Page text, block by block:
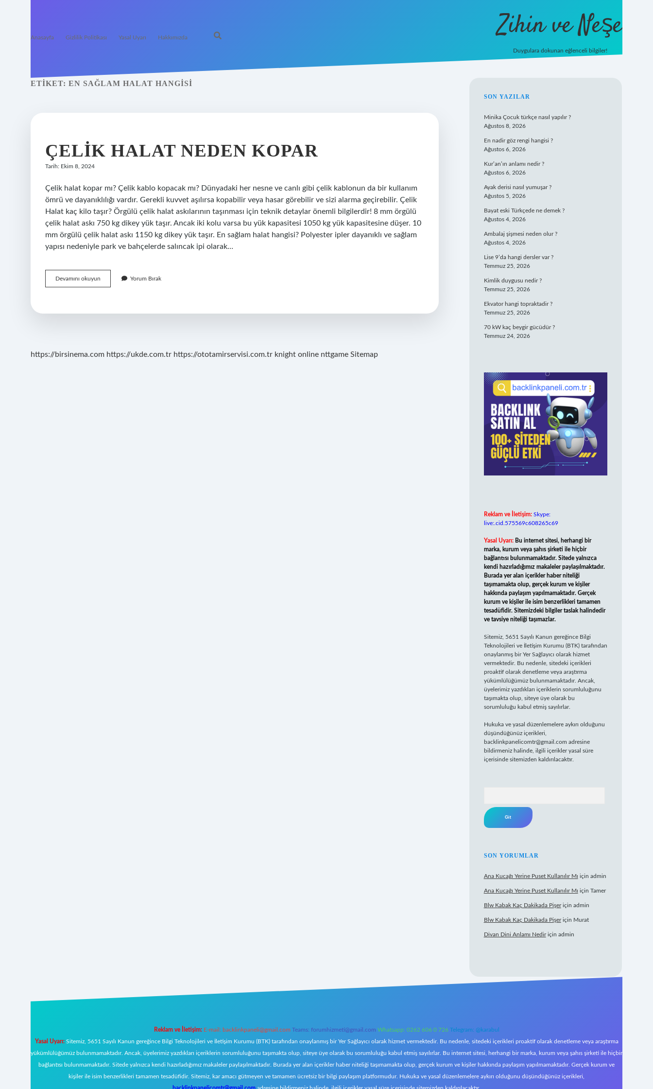
Anasayfa Gizlilik Politikası Yasal Uyarı Hakkımızda Zihin ve Neşe
Duygulara dokunan eğlenceli bilgiler!
ETIKET: EN SAĞLAM HALAT HANGISI
ÇELIK HALAT NEDEN KOPAR
Tarih: Ekim 8, 2024
Çelik halat kopar mı? Çelik kablo kopacak mı? Dünyadaki her nesne ve canlı gibi çelik kablonun da bir kullanım
ömrü ve dayanıklılığı vardır. Gerekli kuvvet aşılırsa kopabilir veya hasar görebilir ve sizi alarma geçirebilir. Çelik
Halat kaç kilo taşır? Örgülü çelik halat askılarının taşınması için teknik detaylar önemli bilgilerdir! 8 mm örgülü
çelik halat askı 750 kg dikey yük taşır. Ancak iki kolu varsa bu yük kapasitesi 1050 kg yük kapasitesine düşer. 10
mm örgülü çelik halat askı 1150 kg dikey yük taşır. En sağlam halat hangisi? Polyester ipler dayanıklı ve sağlam
yapısı nedeniyle park ve bahçelerde salıncak ipi olarak…
Devamını okuyun
Halat
Yorum Bırak
https://birsinema.com https://ukde.com.tr https://ototamirservisi.com.tr knight online nttgame Sitemap
SIDEBAR
SON YAZILAR
Minika Çocuk türkçe nasıl yapılır ?
Ağustos 8, 2026
En nadir göz rengi hangisi ?
Ağustos 6, 2026
Kur’an’ın anlamı nedir ?
Ağustos 6, 2026
Ayak derisi nasıl yumuşar ?
Ağustos 5, 2026
Bayat eski Türkçede ne demek ?
Ağustos 4, 2026
Ambalaj şişmesi neden olur ?
Ağustos 4, 2026
Lise 9’da hangi dersler var ?
Temmuz 25, 2026
Kimlik duygusu nedir ?
Temmuz 25, 2026
Ekvator hangi topraktadir ?
Temmuz 25, 2026
70 kW kaç beygir gücüdür ?
Temmuz 24, 2026
Reklam ve İletişim: Skype:
live:.cid.575569c608265c69
Yasal Uyarı: Bu internet sitesi, herhangi bir
marka, kurum veya şahıs şirketi ile hiçbir
bağlantısı bulunmamaktadır. Sitede yalnızca
kendi hazırladığımız makaleler paylaşılmaktadır.
Burada yer alan içerikler haber niteliği
taşımamakta olup, gerçek kurum ve kişiler
hakkında paylaşım yapılmamaktadır. Gerçek
kurum ve kişiler ile isim benzerlikleri tamamen
tesadüfidir. Sitemizdeki bilgiler taslak halindedir
ve tavsiye niteliği taşımazlar.
Sitemiz, 5651 Sayılı Kanun gereğince Bilgi
Teknolojileri ve İletişim Kurumu (BTK) tarafından
onaylanmış bir Yer Sağlayıcı olarak hizmet
vermektedir. Bu nedenle, sitedeki içerikleri
proaktif olarak denetleme veya araştırma
yükümlülüğümüz bulunmamaktadır. Ancak,
üyelerimiz yazdıkları içeriklerin sorumluluğunu
taşımakta olup, siteye üye olarak bu
sorumluluğu kabul etmiş sayılırlar.
Hukuka ve yasal düzenlemelere aykırı olduğunu
düşündüğünüz içerikleri,
backlinkpanelicomtr@gmail.com adresine
bildirmeniz halinde, ilgili içerikler yasal süre
içerisinde sitemizden kaldırılacaktır.
SON YORUMLAR
Ana Kucağı Yerine Puset Kullanılır Mı için admin
Ana Kucağı Yerine Puset Kullanılır Mı için Tamer
Blw Kabak Kaç Dakikada Pişeriçin admin
Blw Kabak Kaç Dakikada Pişeriçin Murat
Divan Dini Anlamı Nediriçin admin
Reklam ve İletişim: E-mail: backlinkpaneli@gmail.com Teams: forumhizmeti@gmail.com Whatsapp: 0262 606 0 726 Telegram: @karabul
Yasal Uyarı:Sitemiz, 5651 Sayılı Kanun gereğince Bilgi Teknolojileri ve İletişim Kurumu (BTK) tarafından onaylanmış bir Yer Sağlayıcı olarak hizmet vermektedir. Bu nedenle, sitedeki içerikleri proaktif olarak denetleme veya araştırma
yükümlülüğümüz bulunmamaktadır. Ancak, üyelerimiz yazdıkları içeriklerin sorumluluğunu taşımakta olup, siteye üye olarak bu sorumluluğu kabul etmiş sayılırlar. Bu internet sitesi, herhangi bir marka, kurum veya şahıs şirketi ile hiçbir
bağlantısı bulunmamaktadır. Sitede yalnızca kendi hazırladığımız makaleler paylaşılmaktadır. Burada yer alan içerikler haber niteliği taşımamakta olup, gerçek kurum ve kişiler hakkında paylaşım yapılmamaktadır. Gerçek kurum ve
kişiler ile isim benzerlikleri tamamen tesadüfidir. Sitemiz, kar amacı gütmeyen ve tamamen ücretsiz bir bilgi paylaşım platformudur. Hukuka ve yasal düzenlemelere aykırı olduğunu düşündüğünüz içerikleri,